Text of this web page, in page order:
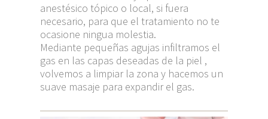
anestésico tópico o local, si fuera
necesario, para que el tratamiento no te
ocasione ningua molestia.
Mediante pequeñas agujas infiltramos el
gas en las capas deseadas de la piel ,
volvemos a limpiar la zona y hacemos un
suave masaje para expandir el gas.